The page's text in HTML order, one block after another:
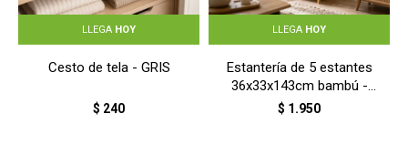
LLEGA HOY
Cesto de tela - GRIS
$ 240
LLEGA HOY
Estantería de 5 estantes
36x33x143cm bambú -
NATURAL
$ 1.950